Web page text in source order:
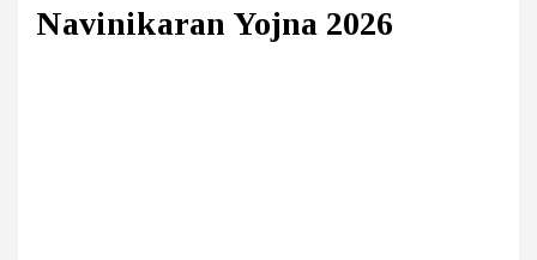
Navinikaran Yojna 2026